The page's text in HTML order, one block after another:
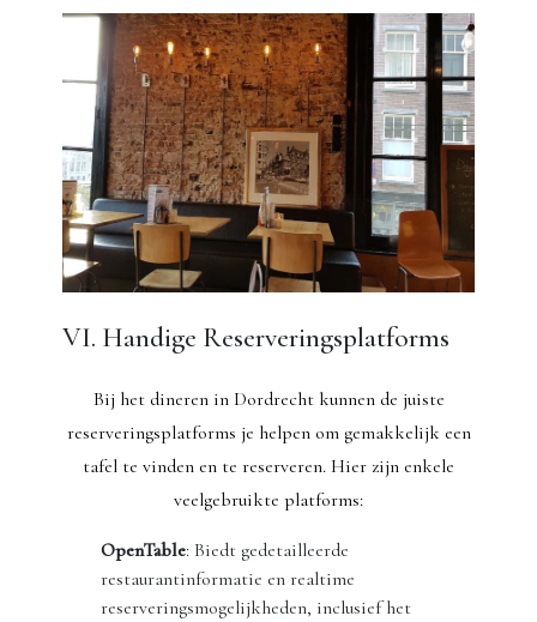
VI. Handige Reserveringsplatforms
Bij het dineren in Dordrecht kunnen de juiste
reserveringsplatforms je helpen om gemakkelijk een
tafel te vinden en te reserveren. Hier zijn enkele
veelgebruikte platforms:
OpenTable: Biedt gedetailleerde
restaurantinformatie en realtime
reserveringsmogelijkheden, inclusief het